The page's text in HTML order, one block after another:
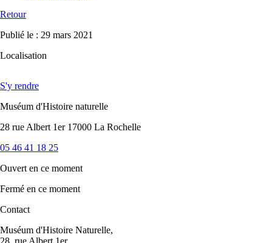
Retour
Publié le : 29 mars 2021
Localisation
S'y rendre
Muséum d'Histoire naturelle
28 rue Albert 1er 17000 La Rochelle
05 46 41 18 25
Ouverten ce moment
Fermé en ce moment
Contact
Muséum d'Histoire Naturelle,